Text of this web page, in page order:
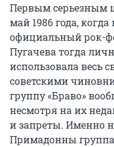
Первым серьезным
май 1986 года,
официальный рок-
Пугачева тогда
использовала весь
советскими
группу «Браво»
несмотря на их
и запреты. Именно
Примадонны группа